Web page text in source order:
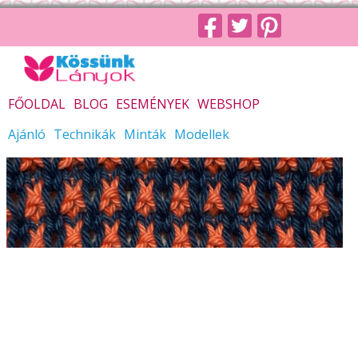
FŐOLDAL BLOG ESEMÉNYEK WEBSHOP
Ajánló Technikák Minták Modellek